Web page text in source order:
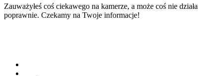
Zauważyłeś coś ciekawego na kamerze, a może coś nie działa
poprawnie. Czekamy na Twoje informacje!